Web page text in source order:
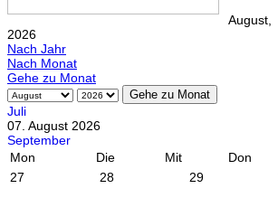
August,
2026
Nach Jahr
Nach Monat
Gehe zu Monat
Gehe zu Monat
Juli
07. August 2026
September
Mon
Die Mit Don
27
28 29